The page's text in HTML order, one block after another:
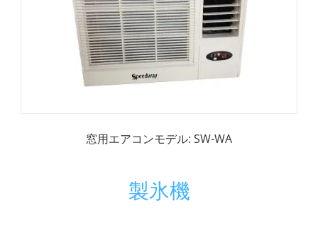
窓用エアコンモデル: SW-WA
製氷機